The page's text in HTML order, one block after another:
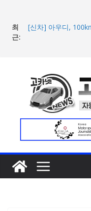
최
근:
[신차] 아우디,
현대차, 8세대 완전
증가
한국타이어, 안전한
포뮬러 E, 시즌13
장기 계약 연장 발표